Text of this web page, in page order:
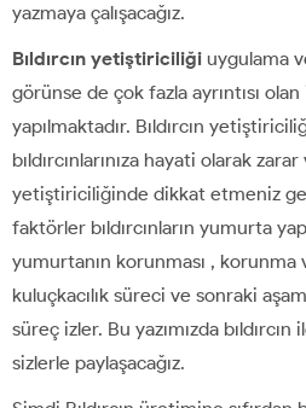
yazmaya çalışacağız.
Bıldırcın yetiştiriciliği uygulama
görünse de çok fazla ayrıntısı
yapılmaktadır. Bıldırcın
bıldırcınlarınıza hayati olarak
yetiştiriciliğinde dikkat etmeniz
faktörler bıldırcınların yumurta
yumurtanın korunması , korunma
kuluçkacılık süreci ve sonraki
süreç izler. Bu yazımızda
sizlerle paylaşacağız.